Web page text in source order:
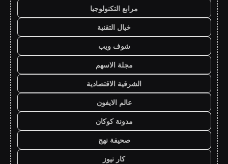
مرابع التكنولوجيا
خيال التقنية
شوف ويب
مجلة الاسهم
الشرقية الاقتصادية
عالم الايفون
مدونة كوكان
صحيفة نهج
كار نيوز